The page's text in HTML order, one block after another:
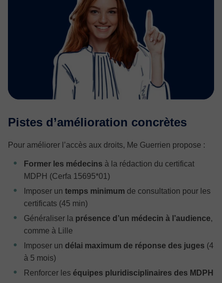
Pistes d’amélioration concrètes
Pour améliorer l’accès aux droits, Me Guerrien propose :
Former les médecins à la rédaction du certificat
MDPH (Cerfa 15695*01)
Imposer un temps minimum de consultation pour les
certificats (45 min)
Généraliser la présence d’un médecin à l’audience,
comme à Lille
Imposer un délai maximum de réponse des juges (4
à 5 mois)
Renforcer les équipes pluridisciplinaires des MDPH